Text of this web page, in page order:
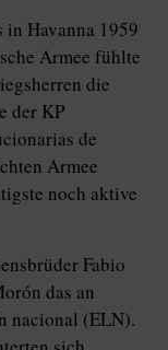
Havanna 1959
Armee fühlte
die
der KP
de
Armee
noch aktive
Fabio
das an
nacional (ELN).